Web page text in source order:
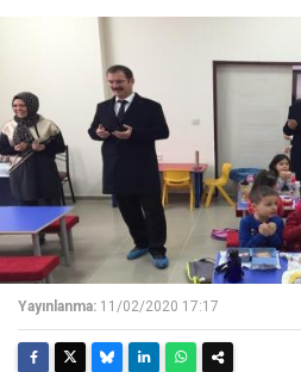
Yayınlanma: 11/02/2020 17:17